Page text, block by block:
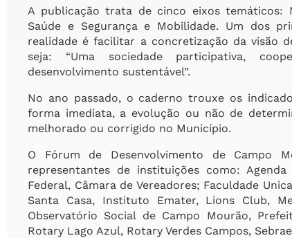
A publicação trata de cinco eixos temáticos:
Saúde e Segurança e Mobilidade. Um dos
realidade é facilitar a concretização da visão
seja: “Uma sociedade participativa,
desenvolvimento sustentável”.
No ano passado, o caderno trouxe os
forma imediata, a evolução ou não de
melhorado ou corrigido no Município.
O Fórum de Desenvolvimento de Campo
representantes de instituições como:
Federal, Câmara de Vereadores; Faculdade
Santa Casa, Instituto Emater, Lions Club,
Observatório Social de Campo Mourão,
Rotary Lago Azul, Rotary Verdes Campos,